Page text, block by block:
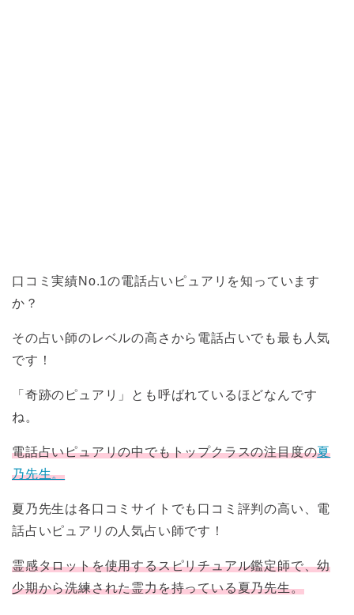
口コミ実績No.1の電話占いピュアリを知っています
か？
その占い師のレベルの高さから電話占いでも最も人気
です！
「奇跡のピュアリ」とも呼ばれているほどなんです
ね。
電話占いピュアリの中でもトップクラスの注目度の夏
乃先生。
夏乃先生は各口コミサイトでも口コミ評判の高い、電
話占いピュアリの人気占い師です！
霊感タロットを使用するスピリチュアル鑑定師で、幼
少期から洗練された霊力を持っている夏乃先生。